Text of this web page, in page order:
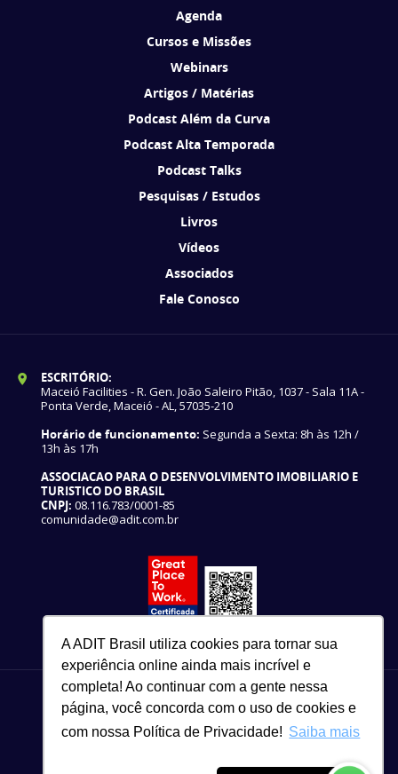
A ADIT Brasil utiliza cookies para tornar sua
experiência online ainda mais incrível e
completa! Ao continuar com a gente nessa
página, você concorda com o uso de cookies e
com nossa Política de Privacidade! Saiba mais
Agenda
Cursos e Missões
Webinars
Artigos / Matérias
Podcast Além da Curva
Podcast Alta Temporada
Podcast Talks
Pesquisas / Estudos
Livros
Vídeos
Associados
Fale Conosco
ESCRITÓRIO:
Maceió Facilities - R. Gen. João Saleiro Pitão, 1037 - Sala 11A -
Ponta Verde, Maceió - AL, 57035-210
Horário de funcionamento: Segunda a Sexta: 8h às 12h /
13h às 17h
ASSOCIACAO PARA O DESENVOLVIMENTO IMOBILIARIO E
TURISTICO DO BRASIL
CNPJ: 08.116.783/0001-85
comunidade@adit.com.br